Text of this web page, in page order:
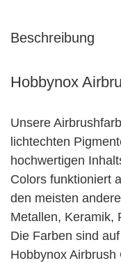
Beschreibung
Hobbynox
Unsere
lichtechten
hochwertigen
Colors funktioniert
den meisten
Metallen, Keramik,
Die Farben sind
Hobbynox